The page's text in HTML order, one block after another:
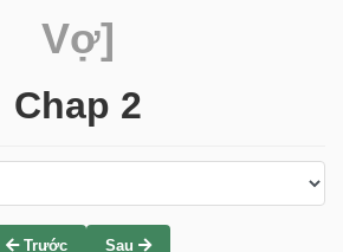
Vợ]
Chap 2
Trước Sau